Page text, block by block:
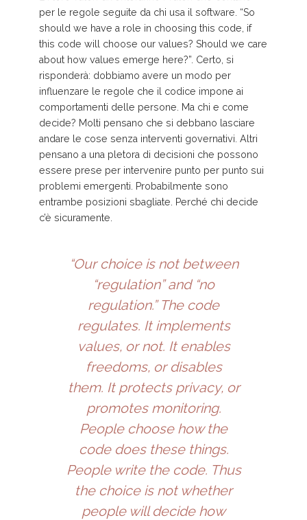
per le regole seguite da chi usa il software. “So
should we have a role in choosing this code, if
this code will choose our values? Should we care
about how values emerge here?”. Certo, si
risponderà: dobbiamo avere un modo per
influenzare le regole che il codice impone ai
comportamenti delle persone. Ma chi e come
decide? Molti pensano che si debbano lasciare
andare le cose senza interventi governativi. Altri
pensano a una pletora di decisioni che possono
essere prese per intervenire punto per punto sui
problemi emergenti. Probabilmente sono
entrambe posizioni sbagliate. Perché chi decide
c’è sicuramente.
“Our choice is not between
“regulation” and “no
regulation.” The code
regulates. It implements
values, or not. It enables
freedoms, or disables
them. It protects privacy, or
promotes monitoring.
People choose how the
code does these things.
People write the code. Thus
the choice is not whether
people will decide how